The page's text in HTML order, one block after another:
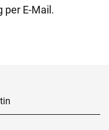
per E-Mail.